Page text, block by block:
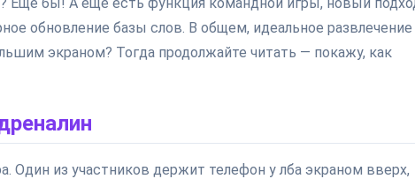
обновление базы слов. В общем, идеальное развлечение
экраном? Тогда продолжайте читать — покажу, как
Один из участников держит телефон у лба экраном вверх,